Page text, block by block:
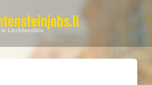
JETZT BEWERBEN